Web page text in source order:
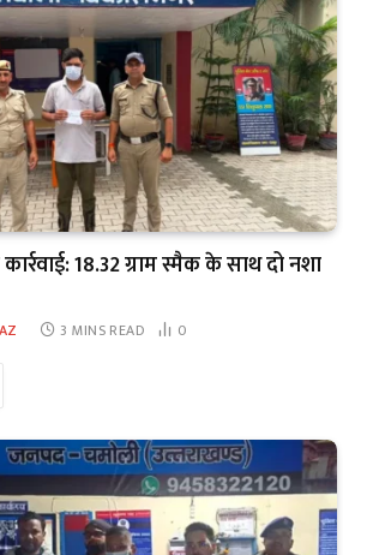
18.32 ग्राम स्मैक के साथ दो नशा
3 MINS READ 0